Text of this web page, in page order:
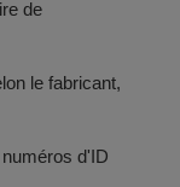
de
le fabricant,
d'ID